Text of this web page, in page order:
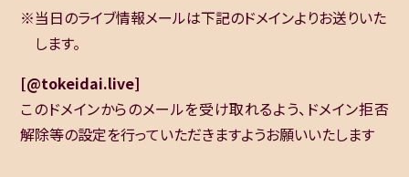
当日のライブ情報メールは下記のドメインよりお送りいた
します。
[@tokeidai.live]
このドメインからのメールを受け取れるよう、ドメイン拒否
解除等の設定を行っていただきますようお願いいたします